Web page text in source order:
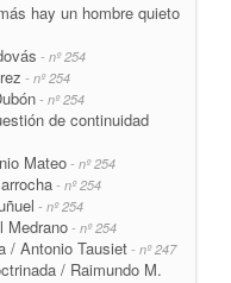
hay un hombre quieto
- nº 254
- nº 254
- nº 254
de continuidad
Mateo - nº 254
- nº 254
- nº 254
Medrano - nº 254
/ Antonio Tausiet - nº 247
/ Raimundo M.